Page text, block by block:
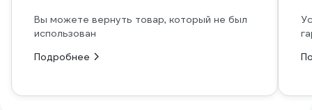
Вы можете вернуть товар, который не был
использован
Подробнее